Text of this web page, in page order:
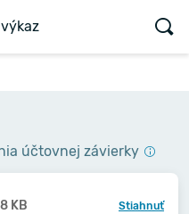
účtovnej závierky
KB Stiahnuť